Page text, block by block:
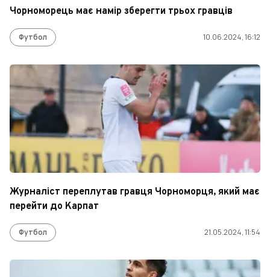
Чорноморець має намір зберегти трьох гравців
Футбол 10.06.2024, 16:12
Журналіст переплутав гравця Чорноморця, який має
перейти до Карпат
Футбол 21.05.2024, 11:54